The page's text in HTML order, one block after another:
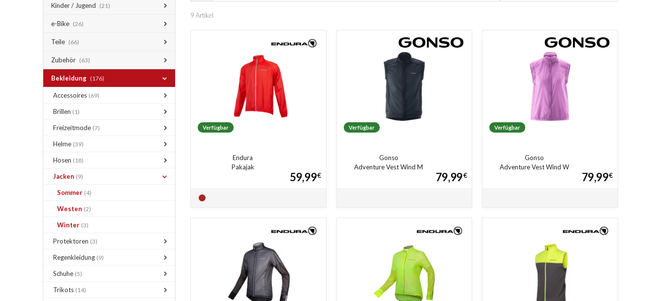
Kinder / Jugend (21)
e-Bike (26)
Teile (66)
Zubehör (63)
Bekleidung (176)
Accessoires (69)
Brillen (1)
Freizeitmode (7)
Helme (39)
Hosen (18)
Jacken (9)
Sommer (4)
Westen (2)
Winter (3)
Protektoren (3)
Regenkleidung (9)
Schuhe (5)
Trikots (14)
9 Artikel
Verfügbar
Endura
Pakajak
59,99€
Verfügbar
Gonso
Adventure Vest Wind M
79,99€
Verfügbar
Gonso
Adventure Vest Wind W
79,99€